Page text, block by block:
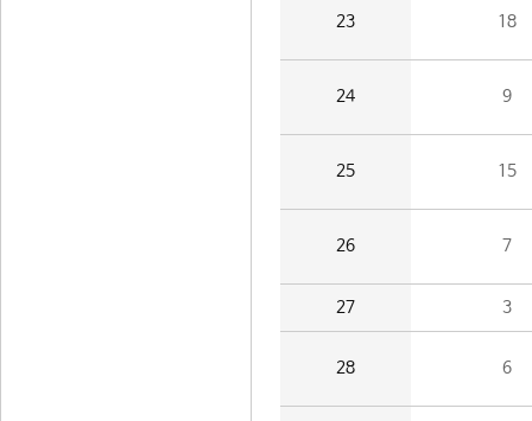
23 18
24 9
25 15
26 7
27 3
28 6